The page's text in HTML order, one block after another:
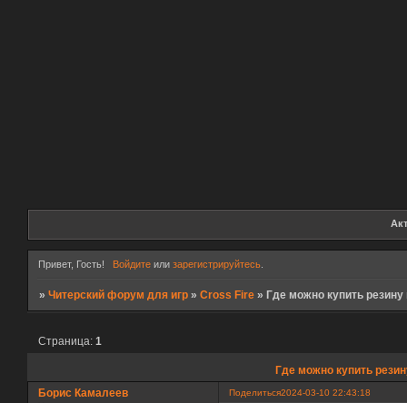
Привет, Гость! Войдитеили зарегистрируйтесь.
»Читерский форум для игр »Cross Fire »Где можно купить резину
Где можно купить
Страница:1
Поделиться2024-03-10 22:43:18
Борис Камалеев